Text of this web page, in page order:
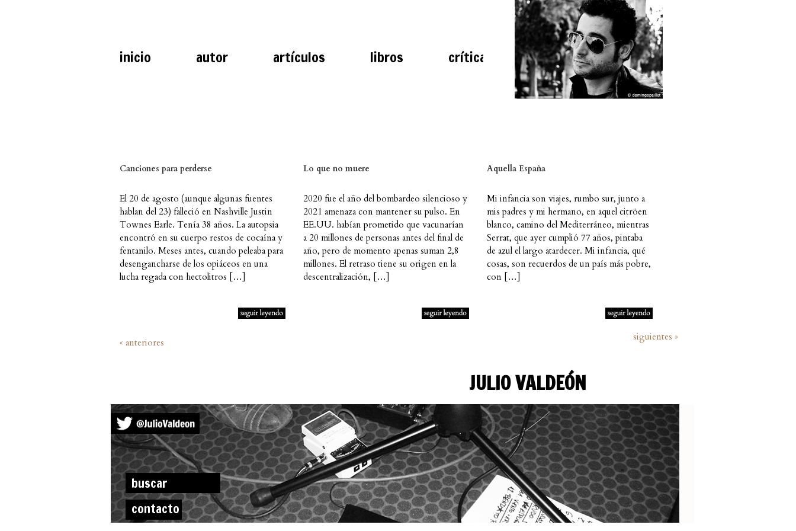
inicio autor artículos libros crítica
Canciones para perderse
El 20 de agosto (aunque algunas fuentes
hablan del 23) falleció en Nashville Justin
Townes Earle. Tenía 38 años. La autopsia
encontró en su cuerpo restos de cocaína y
fentanilo. Meses antes, cuando peleaba para
desengancharse de los opiáceos en una
lucha regada con hectolitros […]
Lo que no muere
2020 fue el año del bombardeo silencioso y
2021 amenaza con mantener su pulso. En
EE.UU. habían prometido que vacunarían
a 20 millones de personas antes del final de
año, pero de momento apenas suman 2,8
millones. El retraso tiene su origen en la
descentralización, […]
Aquella España
Mi infancia son viajes, rumbo sur, junto a
mis padres y mi hermano, en aquel citröen
blanco, camino del Mediterráneo, mientras
Serrat, que ayer cumplió 77 años, pintaba
de azul el largo atardecer. Mi infancia, qué
cosas, son recuerdos de un país más pobre,
con […]
« anteriores siguientes »
JULIO VALDEÓN
contacto